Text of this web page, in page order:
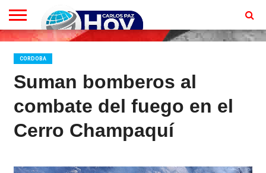
EN
CONTACTO
HOMEPAGE
CORDOBA
Suman bomberos al
combate del fuego en el
Cerro Champaquí